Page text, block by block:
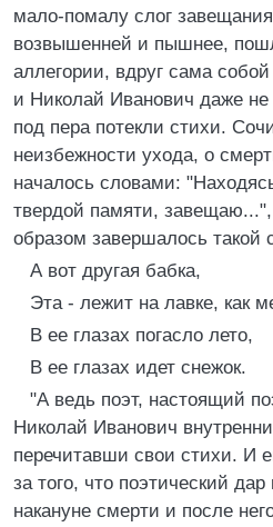
мало-помалу слог
возвышенней и пышнее,
аллегории, вдруг сама
и Николай Иванович даже не
под пера потекли стихи.
неизбежности ухода, о
началось словами:
твердой памяти,
образом завершалось такой
А вот другая бабка,
Эта - лежит на лавке, как
В ее глазах погасло лето,
В ее глазах идет снежок.
"А ведь поэт, настоящий
Николай Иванович
перечитавши свои стихи. И
за того, что поэтический
накануне смерти и после